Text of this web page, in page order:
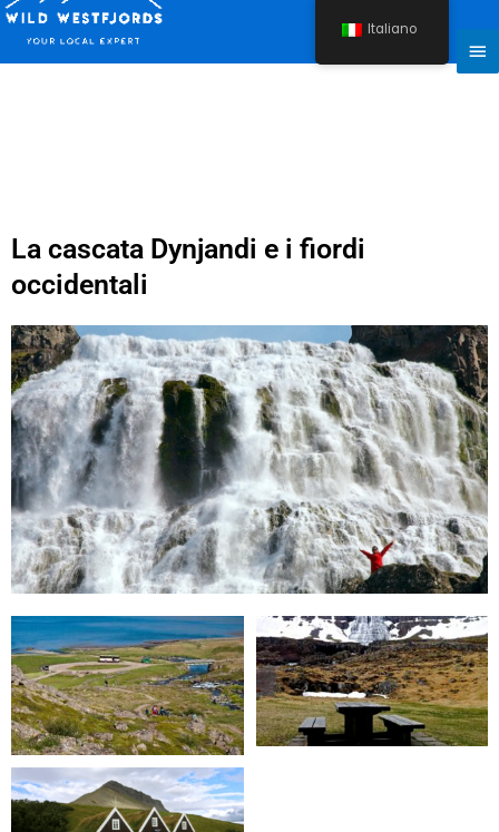
Vai
contenuto
La cascata Dynjandi e i fiordi
occidentali
Italiano